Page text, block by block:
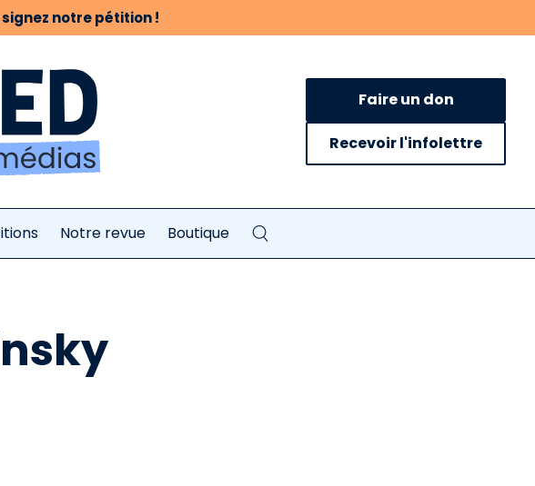
notre pétition !
Faire un don
Recevoir l'infolettre
Notre revue Boutique